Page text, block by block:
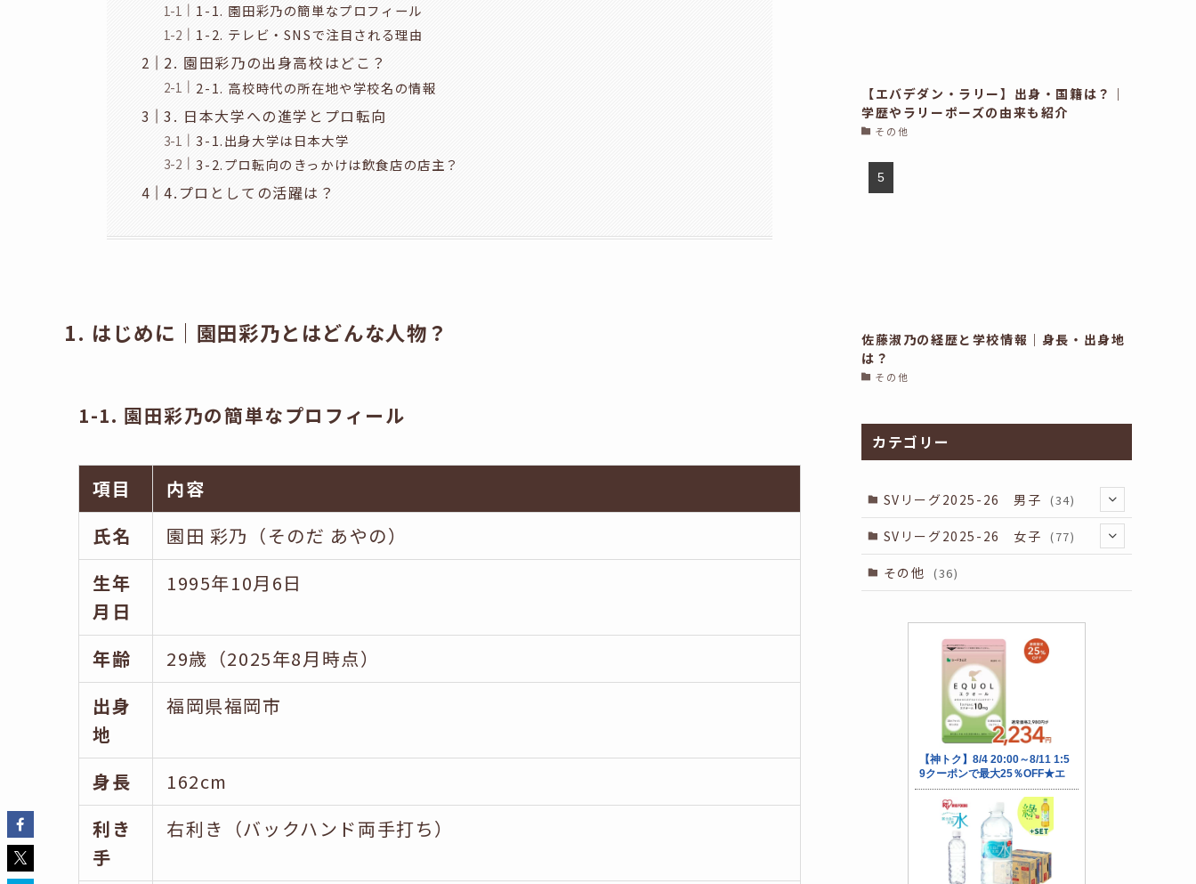
1-1. 園田彩乃の簡単なプロフィール
1-2. テレビ・SNSで注目される理由
2. 園田彩乃の出身高校はどこ？
2-1. 高校時代の所在地や学校名の情報
3. 日本大学への進学とプロ転向
3-1.出身大学は日本大学
3-2.プロ転向のきっかけは飲食店の店主？
4.プロとしての活躍は？
1. はじめに｜園田彩乃とはどんな人物？
1-1. 園田彩乃の簡単なプロフィール
項目
内容
氏名
園田 彩乃（そのだ あやの）
生年
月日
1995年10月6日
年齢
29歳（2025年8月時点）
出身
地
福岡県福岡市
身長
162cm
利き
手
右利き（バックハンド両手打ち）
【エバデダン・ラリー】出身・国籍は？｜
学歴やラリーポーズの由来も紹介
その他
佐藤淑乃の経歴と学校情報｜身長・出身地
は？
その他
カテゴリー
SVリーグ2025-26 男子 (34)
(34)
(6)
(7)
(7)
(7)
(7)
(7)
(4)
(5)
(5)
(5)
SVリーグ2025-26 女子 (77)
(7)
(7)
(7)
(6)
(9)
(10)
(9)
(10)
(10)
その他 (36)